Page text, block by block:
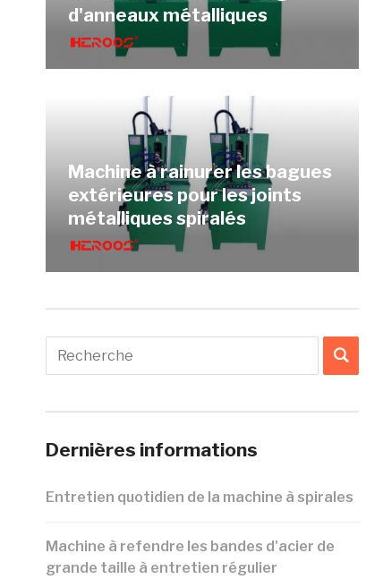
d'anneaux métalliques
Machine à rainurer les bagues
extérieures pour les joints
métalliques spiralés
Dernières informations
Entretien quotidien de la machine à spirales
Machine à refendre les bandes d'acier de
grande taille à entretien régulier